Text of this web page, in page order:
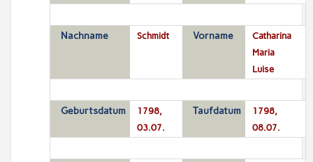
Nachname Schmidt Vorname
Catharina
Maria
Luise
Geburtsdatum
1798,
03.07.
Taufdatum
1798,
08.07.